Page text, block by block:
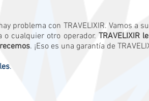
problema con TRAVELIXIR. Vamos a
cualquier otro operador. TRAVELIXIR
. ¡Eso es una garantía de
.